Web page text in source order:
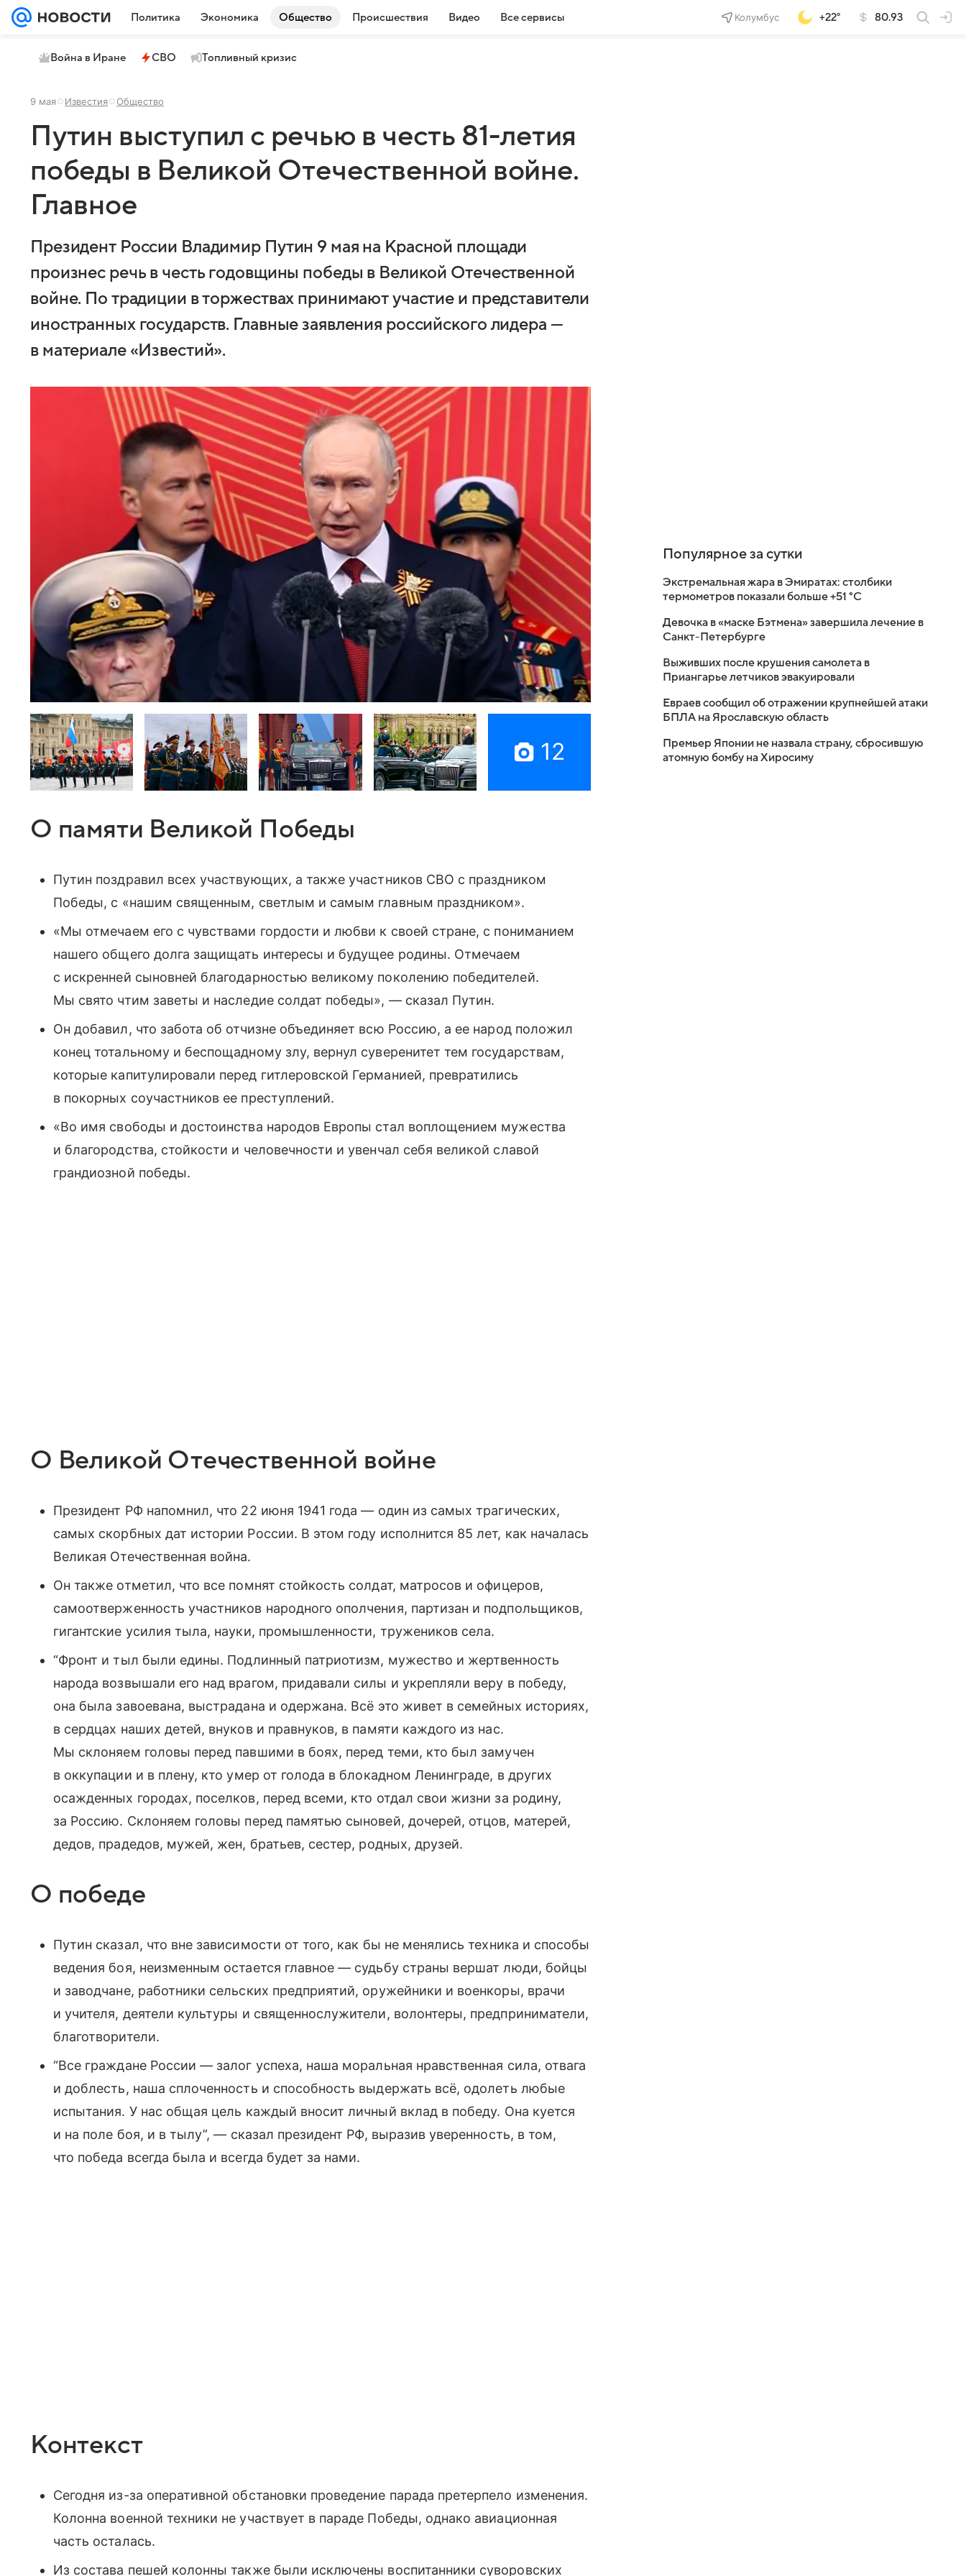
Политика Экономика Общество Происшествия Видео Все сервисы Колумбус +22° 80.93
Война в Иране СВО Топливный кризис
9 мая Известия Общество
Путин выступил с речью в честь 81-летия
победы в Великой Отечественной войне.
Главное
Президент России Владимир Путин 9 мая на Красной площади
произнес речь в честь годовщины победы в Великой Отечественной
войне. По традиции в торжествах принимают участие и представители
иностранных государств. Главные заявления российского лидера —
в материале «Известий».
12
О памяти Великой Победы
Путин поздравил всех участвующих, а также участников СВО с праздником
Победы, с «нашим священным, светлым и самым главным праздником».
«Мы отмечаем его с чувствами гордости и любви к своей стране, с пониманием
нашего общего долга защищать интересы и будущее родины. Отмечаем
с искренней сыновней благодарностью великому поколению победителей.
Мы свято чтим заветы и наследие солдат победы», — сказал Путин.
Он добавил, что забота об отчизне объединяет всю Россию, а ее народ положил
конец тотальному и беспощадному злу, вернул суверенитет тем государствам,
которые капитулировали перед гитлеровской Германией, превратились
в покорных соучастников ее преступлений.
«Во имя свободы и достоинства народов Европы стал воплощением мужества
и благородства, стойкости и человечности и увенчал себя великой славой
грандиозной победы.
О Великой Отечественной войне
Президент РФ напомнил, что 22 июня 1941 года — один из самых трагических,
самых скорбных дат истории России. В этом году исполнится 85 лет, как началась
Великая Отечественная война.
Он также отметил, что все помнят стойкость солдат, матросов и офицеров,
самоотверженность участников народного ополчения, партизан и подпольщиков,
гигантские усилия тыла, науки, промышленности, тружеников села.
“Фронт и тыл были едины. Подлинный патриотизм, мужество и жертвенность
народа возвышали его над врагом, придавали силы и укрепляли веру в победу,
она была завоевана, выстрадана и одержана. Всё это живет в семейных историях,
в сердцах наших детей, внуков и правнуков, в памяти каждого из нас.
Мы склоняем головы перед павшими в боях, перед теми, кто был замучен
в оккупации и в плену, кто умер от голода в блокадном Ленинграде, в других
осажденных городах, поселков, перед всеми, кто отдал свои жизни за родину,
за Россию. Склоняем головы перед памятью сыновей, дочерей, отцов, матерей,
дедов, прадедов, мужей, жен, братьев, сестер, родных, друзей.
О победе
Путин сказал, что вне зависимости от того, как бы не менялись техника и способы
ведения боя, неизменным остается главное — судьбу страны вершат люди, бойцы
и заводчане, работники сельских предприятий, оружейники и военкоры, врачи
и учителя, деятели культуры и священнослужители, волонтеры, предприниматели,
благотворители.
“Все граждане России — залог успеха, наша моральная нравственная сила, отвага
и доблесть, наша сплоченность и способность выдержать всё, одолеть любые
испытания. У нас общая цель каждый вносит личный вклад в победу. Она куется
и на поле боя, и в тылу”, — сказал президент РФ, выразив уверенность, в том,
что победа всегда была и всегда будет за нами.
Контекст
Сегодня из-за оперативной обстановки проведение парада претерпело изменения.
Колонна военной техники не участвует в параде Победы, однако авиационная
часть осталась.
Из состава пешей колонны также были исключены воспитанники суворовских
Популярное за сутки
Экстремальная жара в Эмиратах: столбики
термометров показали больше +51 °C
Девочка в «маске Бэтмена» завершила лечение в
Санкт-Петербурге
Выживших после крушения самолета в
Приангарье летчиков эвакуировали
Евраев сообщил об отражении крупнейшей атаки
БПЛА на Ярославскую область
Премьер Японии не назвала страну, сбросившую
атомную бомбу на Хиросиму